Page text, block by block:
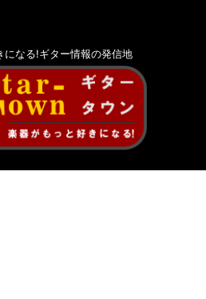
になる!ギター情報の発信地